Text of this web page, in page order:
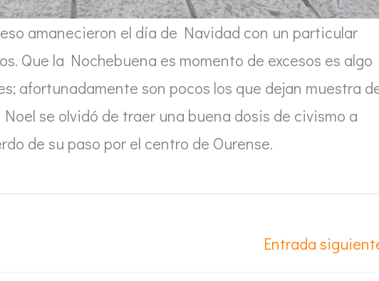
amanecieron el día de Navidad con un particular
Que la Nochebuena es momento de excesos es algo
afortunadamente son pocos los que dejan muestra
se olvidó de traer una buena dosis de civismo a
de su paso por el centro de Ourense.
Entrada